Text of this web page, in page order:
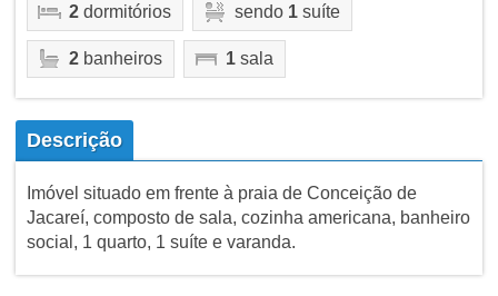
2dormitórios sendo 1suíte
2banheiros 1sala
Descrição
Imóvel situado em frente à praia de Conceição de
Jacareí, composto de sala, cozinha americana, banheiro
social, 1 quarto, 1 suíte e varanda.